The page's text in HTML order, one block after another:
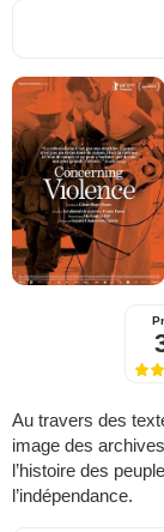
Au travers des
image des
l’histoire des
l’indépendance.